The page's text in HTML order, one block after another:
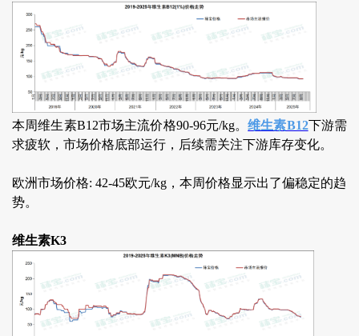
本周维生素B12市场主流价格90-96元/kg。维生素B12下游需
求疲软，市场价格底部运行，后续需关注下游库存变化。
欧洲市场价格: 42-45欧元/kg，本周价格显示出了偏稳定的趋
势。
维生素K3